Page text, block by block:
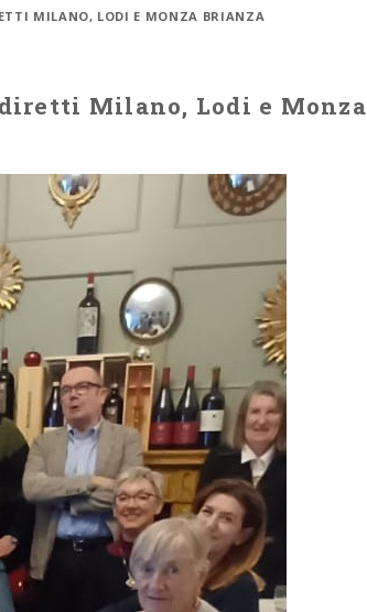
MILANO, LODI E MONZA BRIANZA
Milano, Lodi e Monza